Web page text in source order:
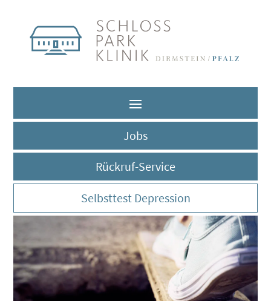
Jobs
Rückruf-Service
Selbsttest Depression